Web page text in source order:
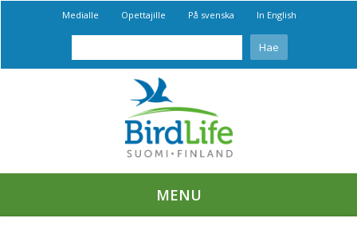
Medialle Opettajille På svenska In English
MENU